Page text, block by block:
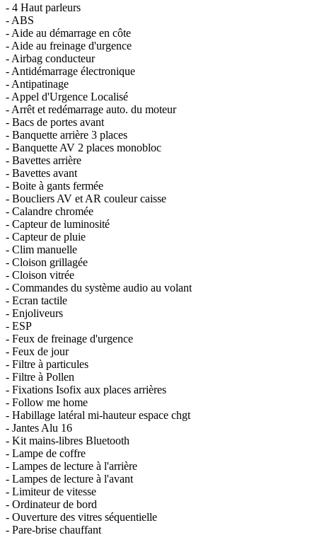
- 4 Haut parleurs
- ABS
- Aide au démarrage en côte
- Aide au freinage d'urgence
- Airbag conducteur
- Antidémarrage électronique
- Antipatinage
- Appel d'Urgence Localisé
- Arrêt et redémarrage auto. du moteur
- Bacs de portes avant
- Banquette arrière 3 places
- Banquette AV 2 places monobloc
- Bavettes arrière
- Bavettes avant
- Boite à gants fermée
- Boucliers AV et AR couleur caisse
- Calandre chromée
- Capteur de luminosité
- Capteur de pluie
- Clim manuelle
- Cloison grillagée
- Cloison vitrée
- Commandes du système audio au volant
- Ecran tactile
- Enjoliveurs
- ESP
- Feux de freinage d'urgence
- Feux de jour
- Filtre à particules
- Filtre à Pollen
- Fixations Isofix aux places arrières
- Follow me home
- Habillage latéral mi-hauteur espace chgt
- Jantes Alu 16
- Kit mains-libres Bluetooth
- Lampe de coffre
- Lampes de lecture à l'arrière
- Lampes de lecture à l'avant
- Limiteur de vitesse
- Ordinateur de bord
- Ouverture des vitres séquentielle
- Pare-brise chauffant